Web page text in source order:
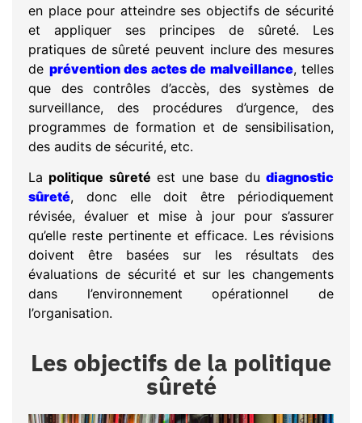
en place pour atteindre ses objectifs de sécurité
et appliquer ses principes de sûreté. Les
pratiques de sûreté peuvent inclure des mesures
de prévention des actes de malveillance, telles
que des contrôles d’accès, des systèmes de
surveillance, des procédures d’urgence, des
programmes de formation et de sensibilisation,
des audits de sécurité, etc.
La politique sûreté est une base dudiagnostic
sûreté, donc elle doit être périodiquement
révisée, évaluer et mise à jour pour s’assurer
qu’elle reste pertinente et efficace. Les révisions
doivent être basées sur les résultats des
évaluations de sécurité et sur les changements
dans l’environnement opérationnel de
l’organisation.
Les objectifs de la politique
sûreté